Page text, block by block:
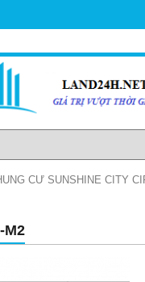
CƯ SUNSHINE CITY
M2